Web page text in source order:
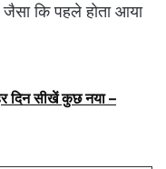
जैसा कि पहले होता आया
दिन सीखें कुछ नया –